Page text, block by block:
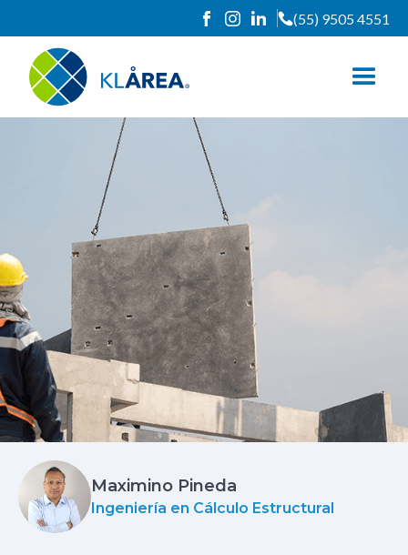
(55) 9505 4551
Maximino Pineda
Ingeniería en Cálculo Estructural